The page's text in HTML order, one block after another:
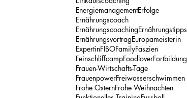
EnergiemanagementErfolge
Ernährungscoach
ErnährungscoachingErnährungstipps
ErnährungsvortragEuropameisterin
ExpertinFIBOFamilyFaszien
FeinschliffcampFoodloverFortbildung
Frauen-Wirtschafts-Tage
FrauenpowerFreiwasserschwimmen
Frohe OsternFrohe Weihnachten